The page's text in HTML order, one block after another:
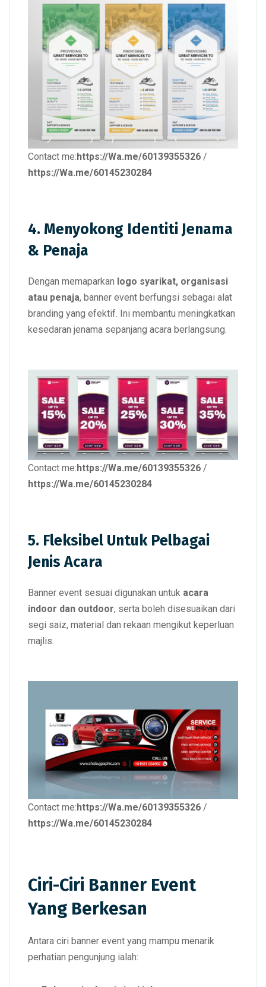
Contact me:https://Wa.me/60139355326 /
https://Wa.me/60145230284
4. Menyokong Identiti Jenama
& Penaja
Dengan memaparkan logo syarikat, organisasi
atau penaja, banner event berfungsi sebagai alat
branding yang efektif. Ini membantu meningkatkan
kesedaran jenama sepanjang acara berlangsung.
Contact me:https://Wa.me/60139355326 /
https://Wa.me/60145230284
5. Fleksibel Untuk Pelbagai
Jenis Acara
Banner event sesuai digunakan untuk acara
indoor dan outdoor, serta boleh disesuaikan dari
segi saiz, material dan rekaan mengikut keperluan
majlis.
Contact me: https://Wa.me/60139355326 /
https://Wa.me/60145230284
Ciri-Ciri Banner Event
Yang Berkesan
Antara ciri banner event yang mampu menarik
perhatian pengunjung ialah: